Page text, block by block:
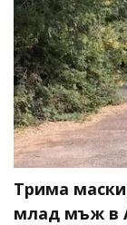
Трима
млад мъж в